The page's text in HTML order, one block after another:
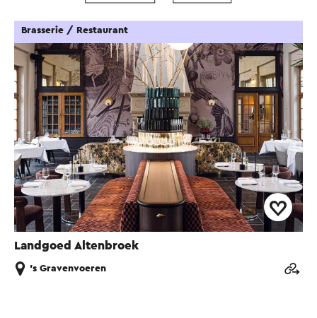
Landgoed Altenbroek
Brasserie / Restaurant
's Gravenvoeren